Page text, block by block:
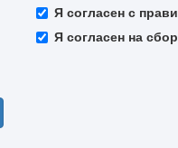
Я согласен с
Я согласен на